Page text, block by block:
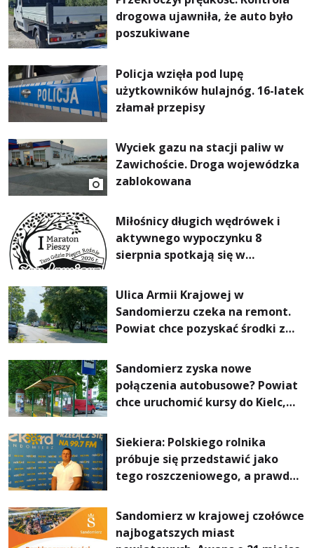
drogowa ujawniła, że auto było
poszukiwane
Policja wzięła pod lupę
użytkowników hulajnóg. 16-latek
złamał przepisy
Wyciek gazu na stacji paliw w
Zawichoście. Droga wojewódzka
zablokowana
Miłośnicy długich wędrówek i
aktywnego wypoczynku 8
sierpnia spotkają się w
Pieszym „Tam Gdzie Pieprz
Rośnie”
Ulica Armii Krajowej w
Sandomierzu czeka na remont.
Powiat chce pozyskać środki z
Dróg
Sandomierz zyska nowe
połączenia autobusowe? Powiat
chce uruchomić kursy do Kielc,
Siekiera: Polskiego rolnika
próbuje się przedstawić jako
tego roszczeniowego, a prawda
Sandomierz w krajowej czołówce
najbogatszych miast